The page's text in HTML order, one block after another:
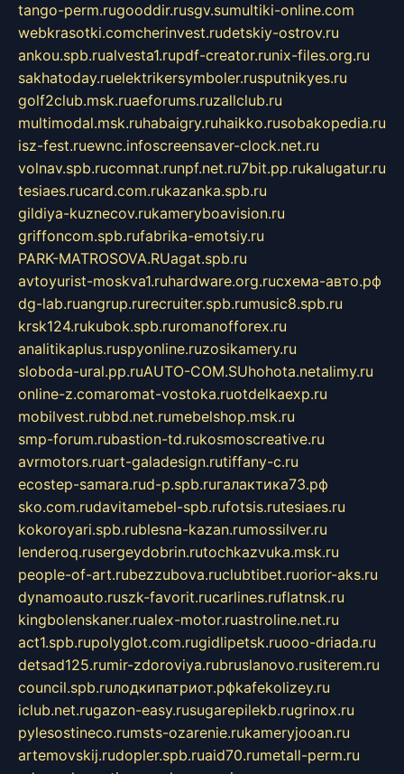
tango-perm.rugooddir.rusgv.sumultiki-online.com
webkrasotki.comcherinvest.rudetskiy-ostrov.ru
ankou.spb.rualvesta1.rupdf-creator.runix-files.org.ru
sakhatoday.ruelektrikersymboler.rusputnikyes.ru
golf2club.msk.ruaeforums.ruzallclub.ru
multimodal.msk.ruhabaigry.ruhaikko.rusobakopedia.ru
isz-fest.ruewnc.infoscreensaver-clock.net.ru
volnav.spb.rucomnat.runpf.net.ru7bit.pp.rukalugatur.ru
tesiaes.rucard.com.rukazanka.spb.ru
gildiya-kuznecov.rukameryboavision.ru
griffoncom.spb.rufabrika-emotsiy.ru
PARK-MATROSOVA.RUagat.spb.ru
avtoyurist-moskva1.ruhardware.org.ruсхема-авто.рф
dg-lab.ruangrup.rurecruiter.spb.rumusic8.spb.ru
krsk124.rukubok.spb.ruromanofforex.ru
analitikaplus.ruspyonline.ruzosikamery.ru
sloboda-ural.pp.ruAUTO-COM.SUhohota.netalimy.ru
online-z.comaromat-vostoka.ruotdelkaexp.ru
mobilvest.rubbd.net.rumebelshop.msk.ru
smp-forum.rubastion-td.rukosmoscreative.ru
avrmotors.ruart-galadesign.rutiffany-c.ru
ecostep-samara.rud-p.spb.ruгалактика73.рф
sko.com.rudavitamebel-spb.rufotsis.rutesiaes.ru
kokoroyari.spb.rublesna-kazan.rumossilver.ru
lenderoq.rusergeydobrin.rutochkazvuka.msk.ru
people-of-art.rubezzubova.ruclubtibet.ruorior-aks.ru
dynamoauto.ruszk-favorit.rucarlines.ruflatnsk.ru
kingbolenskaner.rualex-motor.ruastroline.net.ru
act1.spb.rupolyglot.com.rugidlipetsk.ruooo-driada.ru
detsad125.rumir-zdoroviya.rubruslanovo.rusiterem.ru
council.spb.ruлодкипатриот.рфkafekolizey.ru
iclub.net.rugazon-easy.rusugarepilekb.rugrinox.ru
pylesostineco.rumsts-ozarenie.rukameryjooan.ru
artemovskij.rudopler.spb.ruaid70.rumetall-perm.ru